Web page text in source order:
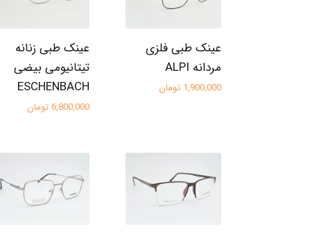
عینک طبی فلزی
مردانه ALPI
1,900,000 تومان
عینک طبی زنانه
تیتانیومی بیضی
ESCHENBACH
6,800,000 تومان